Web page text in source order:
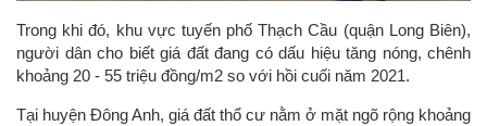
Trong khi đó, khu vực tuyến phố Thạch Cầu (quận Long Biên),
người dân cho biết giá đất đang có dấu hiệu tăng nóng, chênh
khoảng 20 - 55 triệu đồng/m2 so với hồi cuối năm 2021.
Tại huyện Đông Anh, giá đất thổ cư nằm ở mặt ngõ rộng khoảng